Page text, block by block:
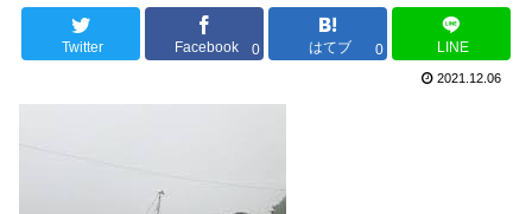
Twitter Facebook 0 はてブ 0 LINE
2021.12.06